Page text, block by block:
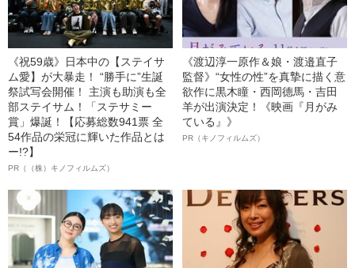
《祝59歳》日本中の【ステイサ
ム愛】が大暴走！ “勝手に”生誕
祭試写会開催！ 主演も助演も全
部ステイサム！「ステサミー
賞」爆誕！【応募総数941票 全
54作品の栄冠に輝いた作品とは
ー!?】
PR（（株）キノフィルムズ）
《渡辺淳一原作＆娘・渡邉直子
監督》“女性の性”を真摯に描く意
欲作に黒木瞳・西岡德馬・吉田
羊が出演決定！《映画『月がみ
ている』》
PR（キノフィルムズ）